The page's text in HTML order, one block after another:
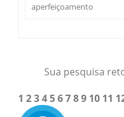
aperfeiçoamento
Sua pesquisa
1 23456789 10 11